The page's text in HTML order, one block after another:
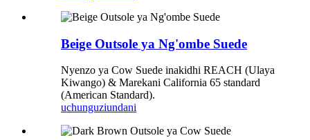
Beige Outsole ya Ng'ombe Suede
Nyenzo ya Cow Suede inakidhi REACH (Ulaya
Kiwango) & Marekani California 65 standard
(American Standard).
uchunguziundani